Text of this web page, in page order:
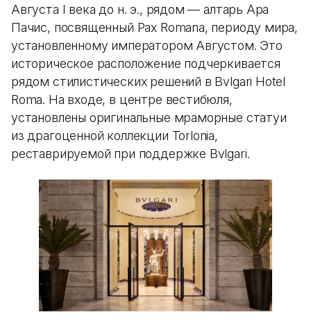
Августа I века до н. э., рядом — алтарь Ара
Пачис, посвященный Pax Romana, периоду мира,
установленному императором Августом. Это
историческое расположение подчеркивается
рядом стилистических решений в Bvlgari Hotel
Roma. На входе, в центре вестибюля,
установлены оригинальные мраморные статуи
из драгоценной коллекции Torlonia,
реставрируемой при поддержке Bvlgari.